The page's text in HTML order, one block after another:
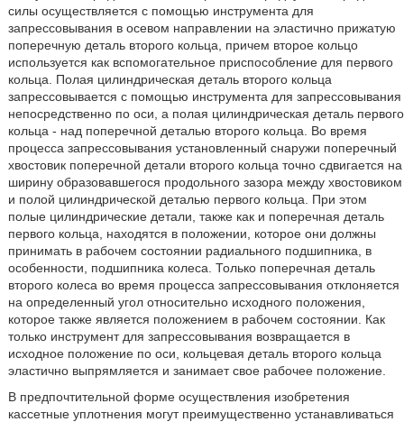
силы осуществляется с помощью инструмента для
запрессовывания в осевом направлении на эластично прижатую
поперечную деталь второго кольца, причем второе кольцо
используется как вспомогательное приспособление для первого
кольца. Полая цилиндрическая деталь второго кольца
запрессовывается с помощью инструмента для запрессовывания
непосредственно по оси, а полая цилиндрическая деталь первого
кольца - над поперечной деталью второго кольца. Во время
процесса запрессовывания установленный снаружи поперечный
хвостовик поперечной детали второго кольца точно сдвигается на
ширину образовавшегося продольного зазора между хвостовиком
и полой цилиндрической деталью первого кольца. При этом
полые цилиндрические детали, также как и поперечная деталь
первого кольца, находятся в положении, которое они должны
принимать в рабочем состоянии радиального подшипника, в
особенности, подшипника колеса. Только поперечная деталь
второго колеса во время процесса запрессовывания отклоняется
на определенный угол относительно исходного положения,
которое также является положением в рабочем состоянии. Как
только инструмент для запрессовывания возвращается в
исходное положение по оси, кольцевая деталь второго кольца
эластично выпрямляется и занимает свое рабочее положение.
В предпочтительной форме осуществления изобретения
кассетные уплотнения могут преимущественно устанавливаться